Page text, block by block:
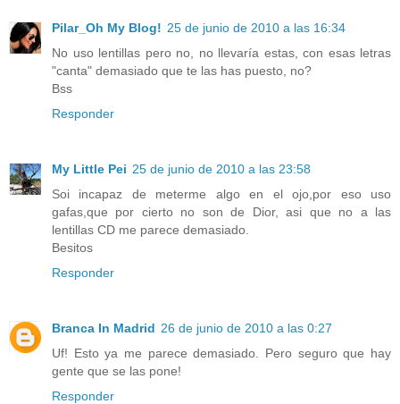
Pilar_Oh My Blog! 25 de junio de 2010 a las 16:34
No uso lentillas pero no, no llevaría estas, con esas letras
"canta" demasiado que te las has puesto, no?
Bss
Responder
My Little Pei 25 de junio de 2010 a las 23:58
Soi incapaz de meterme algo en el ojo,por eso uso
gafas,que por cierto no son de Dior, asi que no a las
lentillas CD me parece demasiado.
Besitos
Responder
Branca In Madrid 26 de junio de 2010 a las 0:27
Uf! Esto ya me parece demasiado. Pero seguro que hay
gente que se las pone!
Responder